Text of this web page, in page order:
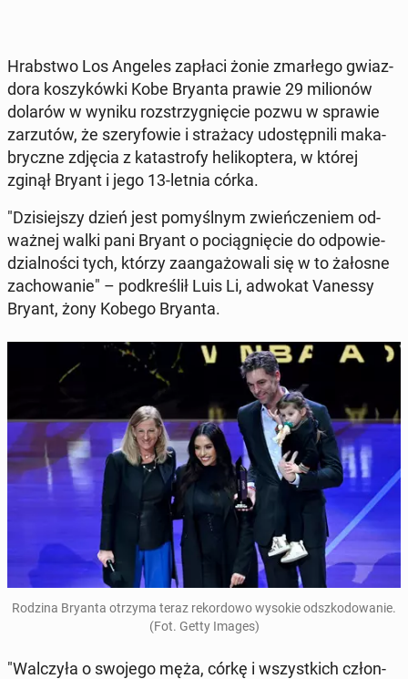
Hrab­stwo Los Angeles zapłaci żonie zmar­łe­go gwiaz­
do­ra ko­szy­ków­ki Kobe Bryanta prawie 29 mi­lio­nów
dolarów w wyniku roz­strzy­gnię­cie pozwu w sprawie
za­rzu­tów, że sze­ry­fo­wie i stra­ża­cy udo­stęp­ni­li ma­ka­
brycz­ne zdjęcia z ka­ta­stro­fy he­li­kop­te­ra, w której
zginął Bryant i jego 13-letnia córka.
"Dzi­siej­szy dzień jest po­myśl­nym zwień­cze­niem od­
waż­nej walki pani Bryant o po­cią­gnię­cie do od­po­wie­
dzial­no­ści tych, którzy za­an­ga­żo­wa­li się w to żałosne
za­cho­wa­nie" – pod­kre­ślił Luis Li, adwokat Vanessy
Bryant, żony Kobego Bryanta.
Rodzina Bryanta otrzyma teraz re­kor­do­wo wysokie od­szko­do­wa­nie.
(Fot. Getty Images)
"Wal­czy­ła o swojego męża, córkę i wszyst­kich człon­